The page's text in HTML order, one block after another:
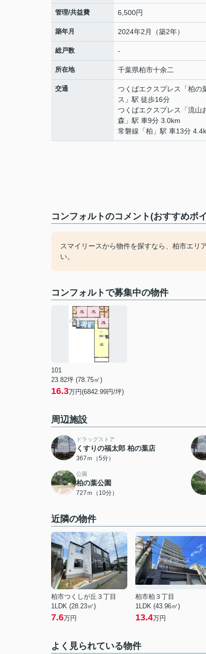
管理/共益費 6,500円
築年月 2024年2月（築2年）
総戸数 -
所在地 千葉県柏市十余二
交通 つくばエクスプレス 「柏の
ス 」駅 徒歩16分
つくばエクスプレス
「流山
森 」駅 車9分 3.0km
常磐線 「柏 」駅 車13分
コンフォルトのコメント(おすすめポ
スマイリースから物件を探すなら、柏市エリ
い。
コンフォルトで募集中の物件
101
23.82坪 (78.75㎡)
16.3万円(6842.99円/坪)
周辺施設
ドラッグストア
くすりの福太郎 柏の葉店
367ｍ（5分）
公園
柏の葉公園
727ｍ（10分）
近隣の物件
柏市つくしが丘３丁目
1LDK (28.23㎡)
7.6万円
柏市柏３丁目
1LDK (43.96㎡)
13.4万円
よく見られている物件